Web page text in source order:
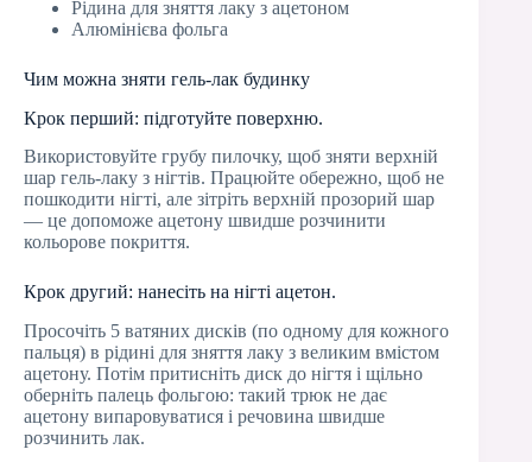
Рідина для зняття лаку з ацетоном
Алюмінієва фольга
Чим можна зняти гель-лак будинку
Крок перший: підготуйте поверхню.
Використовуйте грубу пилочку, щоб зняти верхній
шар гель-лаку з нігтів. Працюйте обережно, щоб не
пошкодити нігті, але зітріть верхній прозорий шар
— це допоможе ацетону швидше розчинити
кольорове покриття.
Крок другий: нанесіть на нігті ацетон.
Просочіть 5 ватяних дисків (по одному для кожного
пальця) в рідині для зняття лаку з великим вмістом
ацетону. Потім притисніть диск до нігтя і щільно
оберніть палець фольгою: такий трюк не дає
ацетону випаровуватися і речовина швидше
розчинить лак.